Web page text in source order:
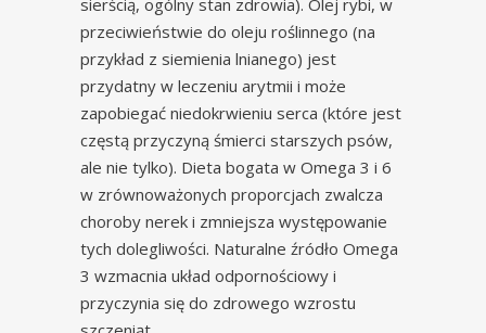
przeciwieństwie do oleju roślinnego (na
przykład z siemienia lnianego) jest
przydatny w leczeniu arytmii i może
zapobiegać niedokrwieniu serca (które jest
częstą przyczyną śmierci starszych psów,
ale nie tylko). Dieta bogata w Omega 3 i 6
w zrównoważonych proporcjach zwalcza
choroby nerek i zmniejsza występowanie
tych dolegliwości. Naturalne źródło Omega
3 wzmacnia układ odpornościowy i
przyczynia się do zdrowego wzrostu